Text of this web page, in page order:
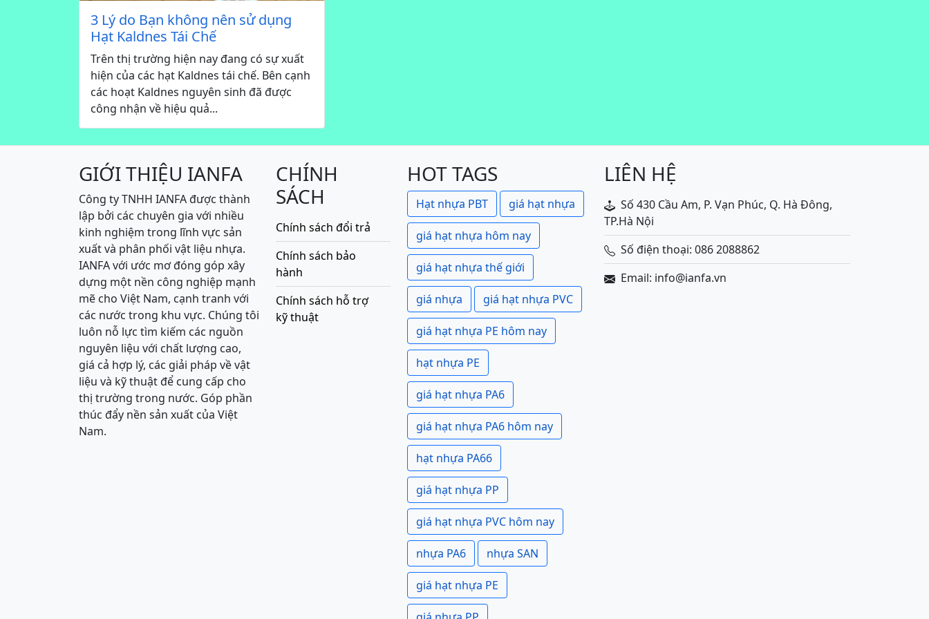
3 Lý do Bạn không nên sử dụng
Hạt Kaldnes Tái Chế
Trên thị trường hiện nay đang có sự xuất
hiện của các hạt Kaldnes tái chế. Bên cạnh
các hoạt Kaldnes nguyên sinh đã được
công nhận về hiệu quả...
GIỚI THIỆU IANFA
Công ty TNHH IANFA được thành
lập bởi các chuyên gia với nhiều
kinh nghiệm trong lĩnh vực sản
xuất và phân phối vật liệu nhựa.
IANFA với ước mơ đóng góp xây
dựng một nền công nghiệp mạnh
mẽ cho Việt Nam, cạnh tranh với
các nước trong khu vực. Chúng tôi
luôn nỗ lực tìm kiếm các nguồn
nguyên liệu với chất lượng cao,
giá cả hợp lý, các giải pháp về vật
liệu và kỹ thuật để cung cấp cho
thị trường trong nước. Góp phần
thúc đẩy nền sản xuất của Việt
Nam.
CHÍNH
SÁCH
Chính sách đổi trả
Chính sách bảo
hành
Chính sách hỗ trợ
kỹ thuật
HOT TAGS
Hạt nhựa PBT giá hạt nhựa
giá hạt nhựa hôm nay
giá hạt nhựa thế giới
giá nhựa giá hạt nhựa PVC
giá hạt nhựa PE hôm nay
hạt nhựa PE
giá hạt nhựa PA6
giá hạt nhựa PA6 hôm nay
hạt nhựa PA66
giá hạt nhựa PP
giá hạt nhựa PVC hôm nay
nhựa PA6 nhựa SAN
giá hạt nhựa PE
LIÊN HỆ
Số 430 Cầu Am, P. Vạn Phúc, Q. Hà Đông,
TP.Hà Nội
Số điện thoại: 086 2088862
Email: info@ianfa.vn